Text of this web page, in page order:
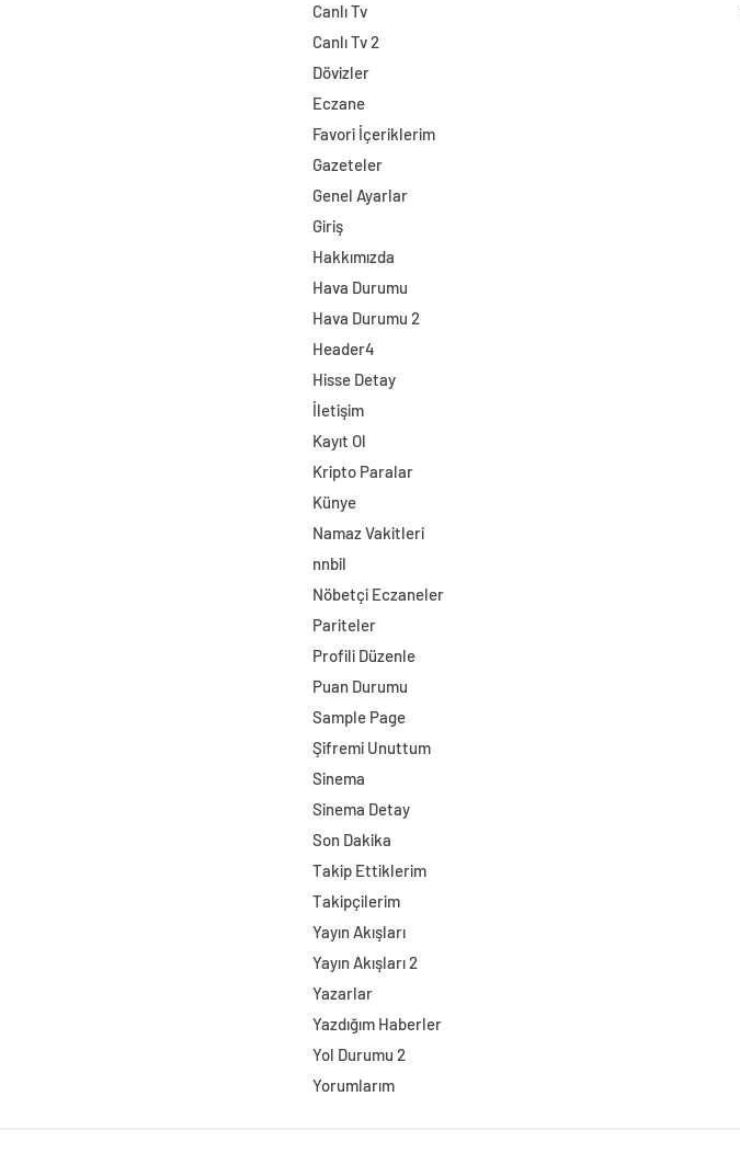
Canlı Tv
Canlı Tv 2
Dövizler
Eczane
Favori İçeriklerim
Gazeteler
Genel Ayarlar
Giriş
Hakkımızda
Hava Durumu
Hava Durumu 2
Header4
Hisse Detay
İletişim
Kayıt Ol
Kripto Paralar
Künye
Namaz Vakitleri
nnbil
Nöbetçi Eczaneler
Pariteler
Profili Düzenle
Puan Durumu
Sample Page
Şifremi Unuttum
Sinema
Sinema Detay
Son Dakika
Takip Ettiklerim
Takipçilerim
Yayın Akışları
Yayın Akışları 2
Yazarlar
Yazdığım Haberler
Yol Durumu 2
Yorumlarım